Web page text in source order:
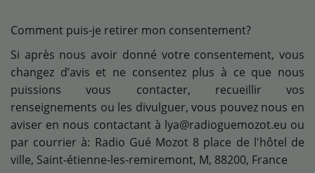
Comment puis-je retirer mon consentement?
Si après nous avoir donné votre consentement, vous
changez d’avis et ne consentez plus à ce que nous
puissions vous contacter, recueillir vos
renseignements ou les divulguer, vous pouvez nous en
aviser en nous contactant à lya@radioguemozot.eu ou
par courrier à: Radio Gué Mozot 8 place de l'hôtel de
ville, Saint-étienne-les-remiremont, M, 88200, France